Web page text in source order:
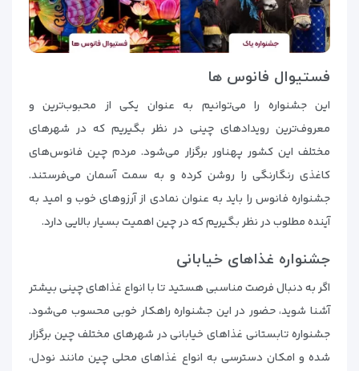
فستیوال فانوس ها
این جشنواره را می‌توانیم به عنوان یکی از محبوب‌ترین و
معروف‌ترین رویدادهای چینی در نظر بگیریم که در شهرهای
مختلف این کشور پهناور برگزار می‌شود. مردم چین فانوس‌های
کاغذی رنگارنگی را روشن کرده و به سمت آسمان می‌فرستند.
جشنواره فانوس را باید به عنوان نمادی از آرزوهای خوب و امید به
آینده مطلوب در نظر بگیریم که در چین اهمیت بسیار بالایی دارد.
جشنواره غذاهای خیابانی
اگر به دنبال فرصت مناسبی هستید تا با انواع غذاهای چینی بیشتر
آشنا شوید، حضور در این جشنواره راهکار خوبی محسوب می‌شود.
جشنواره تابستانی غذاهای خیابانی در شهرهای مختلف چین برگزار
شده و امکان دسترسی به انواع غذاهای محلی چین مانند نودل،